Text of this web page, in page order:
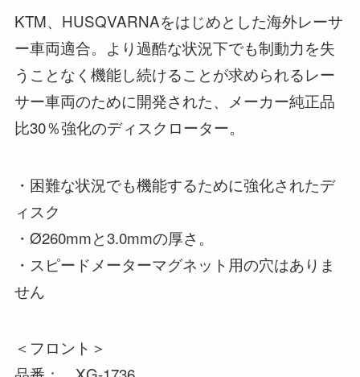
KTM、HUSQVARNAをはじめとした海外レーサ
ー車両適合。より過酷な状況下でも制動力を失
うことなく機能し続けることが求められるレー
サー車両のために開発された、メーカー純正品
比30％強化のディスクローター。
・困難な状況でも機能するために強化されたデ
ィスク
・Ø260mmと3.0mmの厚さ。
・スピードメーターマグネット用の穴はありま
せん
＜フロント＞